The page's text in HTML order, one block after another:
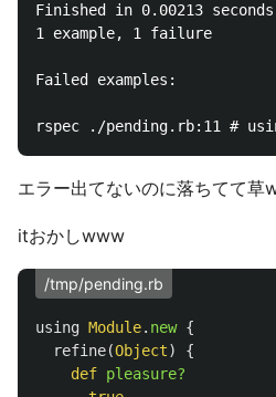
Finished in 0.00213
1 example, 1 failure
Failed examples:
エラー出てないのに落ちてて草
itおかしwww
/tmp/pending.rb
using Module. new {
refine(Object)
{
def pleasure?